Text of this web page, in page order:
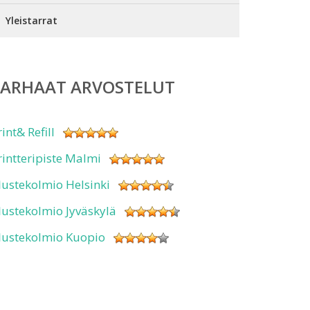
Yleistarrat
ARVOSTELUT
Refill
Malmi
Helsinki
Jyväskylä
Kuopio